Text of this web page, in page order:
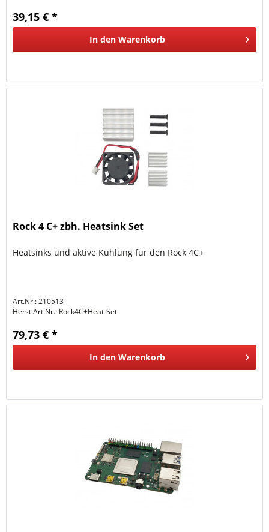
39,15 € *
In den Warenkorb
Rock 4 C+ zbh. Heatsink Set
Heatsinks und aktive Kühlung für den Rock 4C+
Art.Nr.: 210513
Herst.Art.Nr.: Rock4C+Heat-Set
79,73 € *
In den Warenkorb